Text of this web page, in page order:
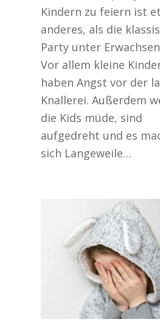
Kindern zu feiern ist
anderes, als die
Party unter
Vor allem kleine
haben Angst vor der
Knallerei. Außerdem
die Kids müde, sind
aufgedreht und es
sich Langeweile…